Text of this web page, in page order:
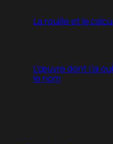
La rouille et le
L’œuvre dont j’ai
le nom